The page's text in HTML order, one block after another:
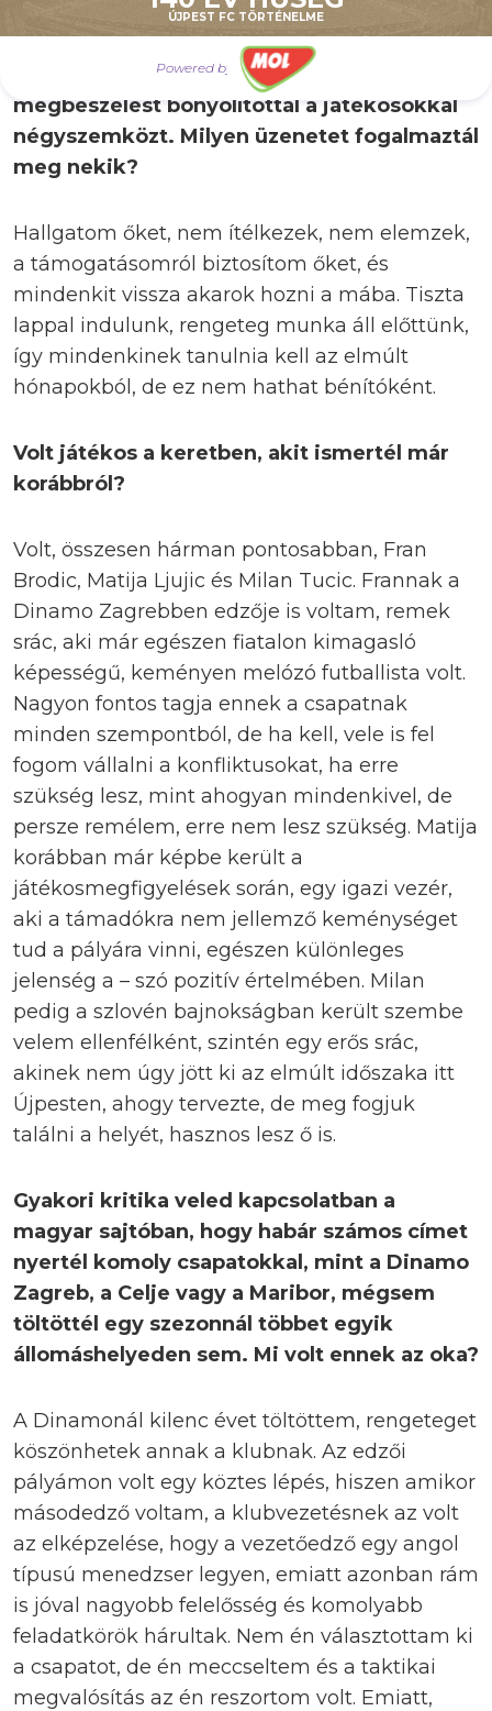
ÚJPEST FC TÖRTÉNELME
Powered by
sőt, nem is akarom megúszni.
A mai napon azonban jónéhány
megbeszélést bonyolítottál a játékosokkal
négyszemközt. Milyen üzenetet fogalmaztál
meg nekik?
Hallgatom őket, nem ítélkezek, nem elemzek,
a támogatásomról biztosítom őket, és
mindenkit vissza akarok hozni a mába. Tiszta
lappal indulunk, rengeteg munka áll előttünk,
így mindenkinek tanulnia kell az elmúlt
hónapokból, de ez nem hathat bénítóként.
Volt játékos a keretben, akit ismertél már
korábbról?
Volt, összesen hárman pontosabban, Fran
Brodic, Matija Ljujic és Milan Tucic. Frannak a
Dinamo Zagrebben edzője is voltam, remek
srác, aki már egészen fiatalon kimagasló
képességű, keményen melózó futballista volt.
Nagyon fontos tagja ennek a csapatnak
minden szempontból, de ha kell, vele is fel
fogom vállalni a konfliktusokat, ha erre
szükség lesz, mint ahogyan mindenkivel, de
persze remélem, erre nem lesz szükség. Matija
korábban már képbe került a
játékosmegfigyelések során, egy igazi vezér,
aki a támadókra nem jellemző keménységet
tud a pályára vinni, egészen különleges
jelenség a – szó pozitív értelmében. Milan
pedig a szlovén bajnokságban került szembe
velem ellenfélként, szintén egy erős srác,
akinek nem úgy jött ki az elmúlt időszaka itt
Újpesten, ahogy tervezte, de meg fogjuk
találni a helyét, hasznos lesz ő is.
Gyakori kritika veled kapcsolatban a
magyar sajtóban, hogy habár számos címet
nyertél komoly csapatokkal, mint a Dinamo
Zagreb, a Celje vagy a Maribor, mégsem
töltöttél egy szezonnál többet egyik
állomáshelyeden sem. Mi volt ennek az oka?
A Dinamonál kilenc évet töltöttem, rengeteget
köszönhetek annak a klubnak. Az edzői
pályámon volt egy köztes lépés, hiszen amikor
másodedző voltam, a klubvezetésnek az volt
az elképzelése, hogy a vezetőedző egy angol
típusú menedzser legyen, emiatt azonban rám
is jóval nagyobb felelősség és komolyabb
feladatkörök hárultak. Nem én választottam ki
a csapatot, de én meccseltem és a taktikai
megvalósítás az én reszortom volt. Emiatt,